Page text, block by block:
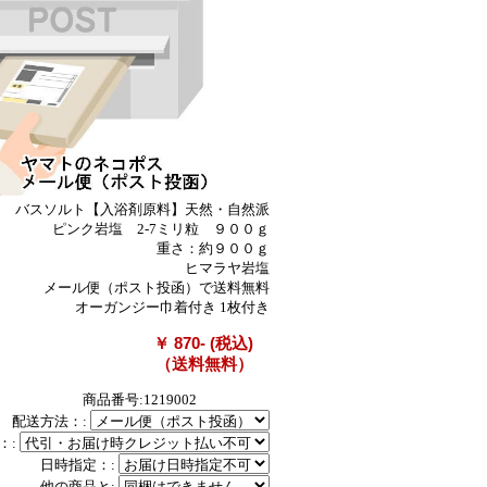
バスソルト【入浴剤原料】天然・自然派
ピンク岩塩 2-7ミリ粒 ９００ｇ
重さ：約９００ｇ
ヒマラヤ岩塩
メール便（ポスト投函）で送料無料
オーガンジー巾着付き 1枚付き
￥ 870- (税込)
（送料無料）
商品番号:1219002
配送方法：:
:
日時指定：: